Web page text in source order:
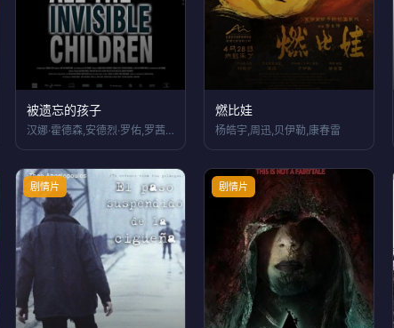
被遗忘的孩子
汉娜·霍德森,安德烈·罗佑,罗茜·佩雷兹
燃比娃
杨皓宇,周迅,贝伊勒,康春雷
剧情片 剧情片